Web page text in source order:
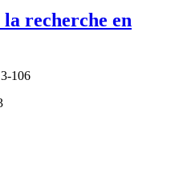
recherche en
106